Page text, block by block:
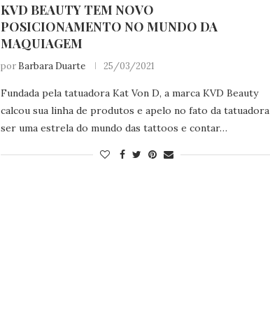
KVD BEAUTY TEM NOVO
POSICIONAMENTO NO MUNDO DA
MAQUIAGEM
por Barbara Duarte 25/03/2021
Fundada pela tatuadora Kat Von D, a marca KVD Beauty
calcou sua linha de produtos e apelo no fato da tatuadora
ser uma estrela do mundo das tattoos e contar…